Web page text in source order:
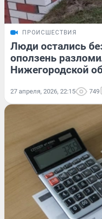
ПРОИСШЕСТВИЯ
Люди остались
оползень
Нижегородской
27 апреля, 2026, 22:15 749